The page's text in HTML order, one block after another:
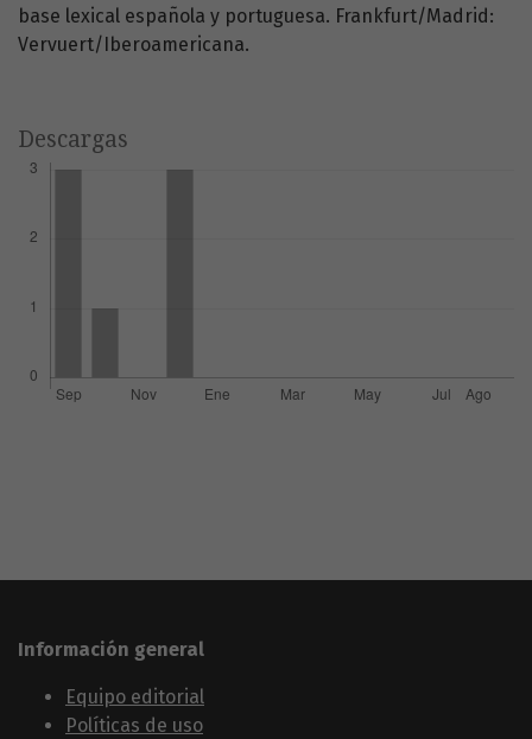
base lexical española y portuguesa. Frankfurt/Madrid:
Vervuert/Iberoamericana.
Descargas
Información general
Equipo editorial
Políticas de uso